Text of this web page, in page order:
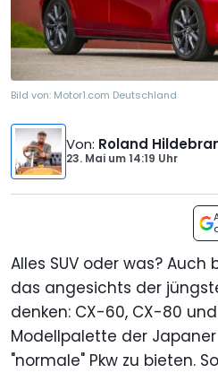
Bild von: Motor1.com Deutschland
Von: Roland
23. Mai um14:19 Uhr
Alles SUV oder was?
das angesichts der
denken: CX-60, CX-80
Modellpalette der
"normale" Pkw zu bieten.